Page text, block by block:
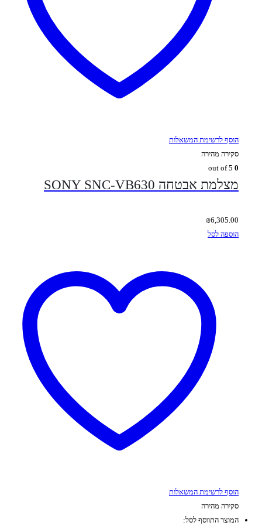
הוסף לרשימת המשאלות
סקירה מהירה
מצלמת אבטחה SONY SNC-VB630
₪6,305.00
הוספה לסל
הוסף לרשימת המשאלות
סקירה מהירה
המוצר התווסף לסל: